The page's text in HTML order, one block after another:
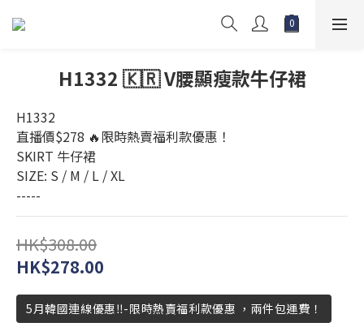
H1332 🇰🇷 V腰顯瘦款牛仔裙
H1332
直播價$278 🔥限時熱賣福利款優惠！
SKIRT 牛仔裙
SIZE: S / M / L / XL
-----
HK$308.00
HK$278.00
5月韓國連線優惠‼️-限時熱賣福利款優惠 ，兩件包運費！